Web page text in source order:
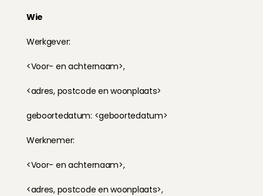
Wie
Werkgever:
<Voor- en achternaam>,
<adres, postcode en woonplaats>
geboortedatum: <geboortedatum>
Werknemer:
<Voor- en achternaam>,
<adres, postcode en woonplaats>,